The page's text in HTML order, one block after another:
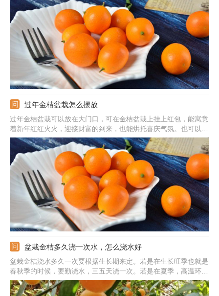
光：缓苗前不要见光，后期要充足的接受光照，夏季要遮阳。4、
注意事项：生长期及时补水，盆土干旱后及时给水。
过年金桔盆栽怎么摆放
过年金桔盆栽可以放在大门口，可在金桔盆栽上挂上红包，能寓意
着新年红红火火，迎接财富的到来，也能烘托喜庆气氛。也可以放
在入户玄关，能当做门面，寓意着大吉大利，吉祥如意。还可以放
在阳台上，光线较好能利于长势。或者是放在客厅的位置，可以摆
放在电视柜旁边或窗边。
盆栽金桔多久浇一次水，怎么浇水好
盆栽金桔浇水多久一次要根据生长期来定。若是在生长旺季也就是
春秋季的时候，要勤浇水，三五天浇一次。若是在夏季，高温环境
下水分蒸发的非常快，要勤补水，每天浇两次，早晚各一次。若是
在冬季，需水量非常少，要减少浇水，最好让土壤微干些，水分太